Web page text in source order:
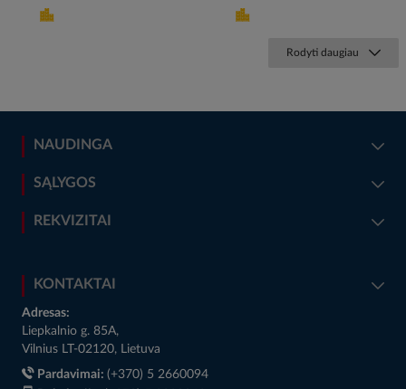
Rodyti daugiau
NAUDINGA
SĄLYGOS
REKVIZITAI
KONTAKTAI
Adresas:
Liepkalnio g. 85A,
Vilnius LT-02120, Lietuva
Pardavimai: (+370) 5 2660094